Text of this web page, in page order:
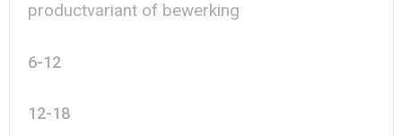
productvariant of bewerking
6-12
12-18